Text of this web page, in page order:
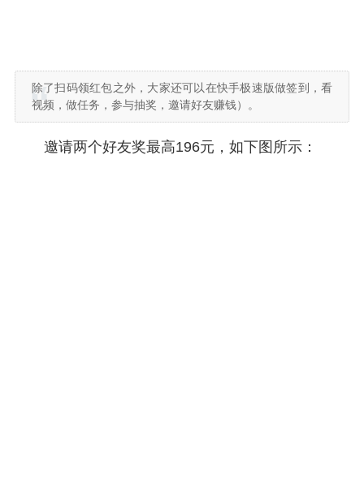
除了扫码领红包之外，大家还可以在快手极速版做签到，看
视频，做任务，参与抽奖，邀请好友赚钱）。
邀请两个好友奖最高196元，如下图所示：